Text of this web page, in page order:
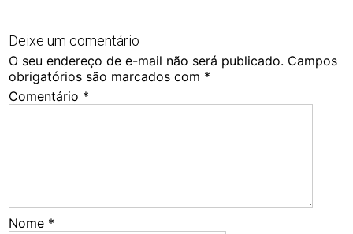
Deixe um comentário
O seu endereço de e-mail não será publicado. Campos
obrigatórios são marcados com *
Comentário *
Nome *